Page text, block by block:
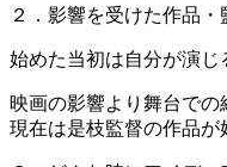
２．影響を受けた作品
始めた当初は自分が演じ
映画の影響より舞台での
現在は是枝監督の作品が